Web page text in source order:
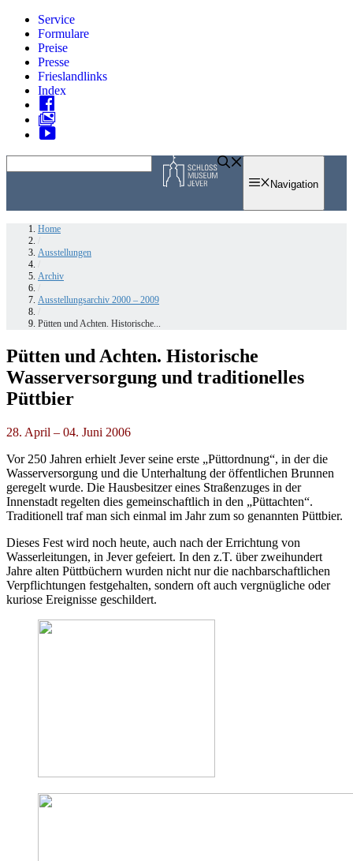
Zum
Inhalt
springen
Service
Formulare
Preise
Presse
Frieslandlinks
Index
to
Navigation
Home
Ausstellungen
Archiv
Ausstellungsarchiv 2000 – 2009
Pütten und Achten. Historische...
Pütten und Achten. Historische
Wasserversorgung und traditionelles
Püttbier
28. April – 04. Juni 2006
Vor 250 Jahren erhielt Jever seine erste „Püttordnung“, in der die
Wasserversorgung und die Unterhaltung der öffentlichen Brunnen
geregelt wurde. Die Hausbesitzer eines Straßenzuges in der
Innenstadt regelten dies gemeinschaftlich in den „Püttachten“.
Traditionell traf man sich einmal im Jahr zum so genannten Püttbier.
Dieses Fest wird noch heute, auch nach der Errichtung von
Wasserleitungen, in Jever gefeiert. In den z.T. über zweihundert
Jahre alten Püttbüchern wurden nicht nur die nachbarschaftlichen
Verpflichtungen festgehalten, sondern oft auch vergnügliche oder
kuriose Ereignisse geschildert.